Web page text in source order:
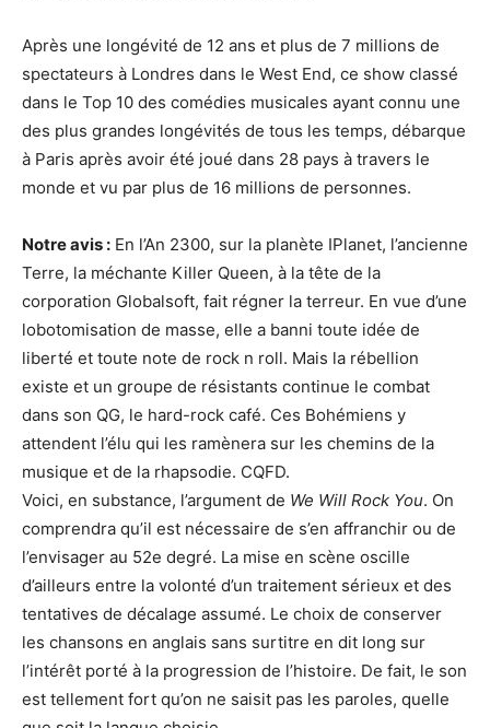
Après une longévité de 12 ans et plus de 7 millions de
spectateurs à Londres dans le West End, ce show classé
dans le Top 10 des comédies musicales ayant connu une
des plus grandes longévités de tous les temps, débarque
à Paris après avoir été joué dans 28 pays à travers le
monde et vu par plus de 16 millions de personnes.
Notre avis : En l’An 2300, sur la planète IPlanet, l’ancienne
Terre, la méchante Killer Queen, à la tête de la
corporation Globalsoft, fait régner la terreur. En vue d’une
lobotomisation de masse, elle a banni toute idée de
liberté et toute note de rock n roll. Mais la rébellion
existe et un groupe de résistants continue le combat
dans son QG, le hard-rock café. Ces Bohémiens y
attendent l’élu qui les ramènera sur les chemins de la
musique et de la rhapsodie. CQFD.
Voici, en substance, l’argument de We Will Rock You. On
comprendra qu’il est nécessaire de s’en affranchir ou de
l’envisager au 52e degré. La mise en scène oscille
d’ailleurs entre la volonté d’un traitement sérieux et des
tentatives de décalage assumé. Le choix de conserver
les chansons en anglais sans surtitre en dit long sur
l’intérêt porté à la progression de l’histoire. De fait, le son
est tellement fort qu’on ne saisit pas les paroles, quelle